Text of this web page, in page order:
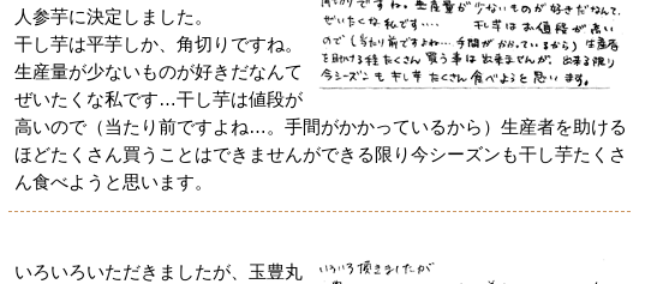
人参芋に決定しました。
干し芋は平芋しか、角切りですね。
生産量が少ないものが好きだなんて
ぜいたくな私です…干し芋は値段が
高いので（当たり前ですよね…。手間がかかっているから）生産者を助ける
ほどたくさん買うことはできませんができる限り今シーズンも干し芋たくさ
ん食べようと思います。
いろいろいただきましたが、玉豊丸